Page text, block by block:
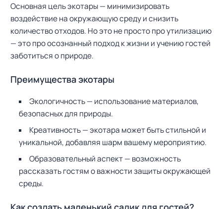
Основная цель экотары — минимизировать
воздействие на окружающую среду и снизить
количество отходов. Но это не просто про утилизацию
— это про осознанный подход к жизни и учению гостей
заботиться о природе.
Преимущества экотары
Экологичность — использование материалов,
безопасных для природы.
Креативность — экотара может быть стильной и
уникальной, добавляя шарм вашему мероприятию.
Образовательный аспект — возможность
рассказать гостям о важности защиты окружающей
среды.